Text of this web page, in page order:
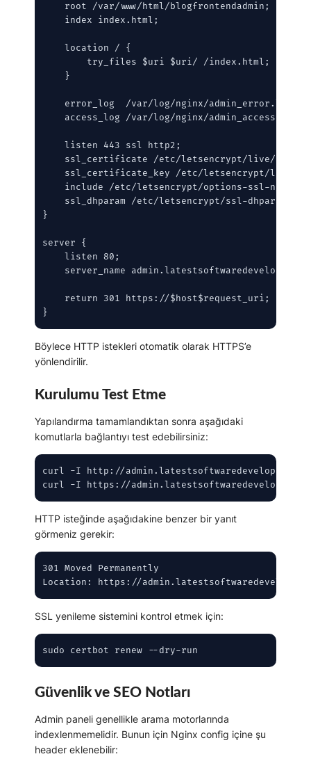
    root /var/www/html/blogfrontendadmin;
    index index.html;
    location / {
        try_files $uri $uri/ /index.html;
    }
    error_log  /var/log/nginx/admin_error.log;
    access_log /var/log/nginx/admin_access.log;
    listen 443 ssl http2;
ssl_certificate /etc/letsencrypt/live/
ssl_certificate_key /etc/letsencrypt/live/
include /etc/letsencrypt/options-ssl-
ssl_dhparam /etc/letsencrypt/ssl-
}
server {
    listen 80;
server_name
    return 301 https://$host$request_uri;
}
Böylece HTTP istekleri otomatik olarak HTTPS’e
yönlendirilir.
Kurulumu Test Etme
Yapılandırma tamamlandıktan sonra aşağıdaki
komutlarla bağlantıyı test edebilirsiniz:
curl -I http://
curl -I https://
HTTP isteğinde aşağıdakine benzer bir yanıt
görmeniz gerekir:
301 Moved Permanently
Location: https://
SSL yenileme sistemini kontrol etmek için:
sudo certbot renew --dry-run
Güvenlik ve SEO Notları
Admin paneli genellikle arama motorlarında
indexlenmemelidir. Bunun için Nginx config içine şu
header eklenebilir: